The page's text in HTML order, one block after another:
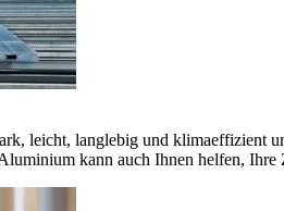
leicht, langlebig und klimaeffizient
kann auch Ihnen helfen, Ihre